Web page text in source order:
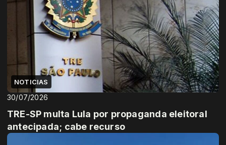
NOTICIAS
30/07/2026
TRE-SP multa Lula por propaganda eleitoral
antecipada; cabe recurso